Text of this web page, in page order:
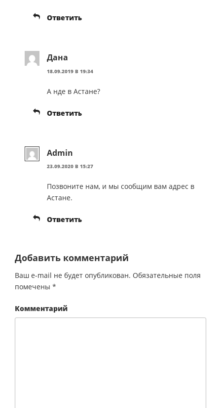
Ответить
Дана
18.09.2019 В 19:34
А нде в Астане?
Ответить
Admin
23.09.2020 В 15:27
Позвоните нам, и мы сообщим вам адрес в
Астане.
Ответить
Добавить комментарий
Ваш e-mail не будет опубликован. Обязательные поля
помечены *
Комментарий